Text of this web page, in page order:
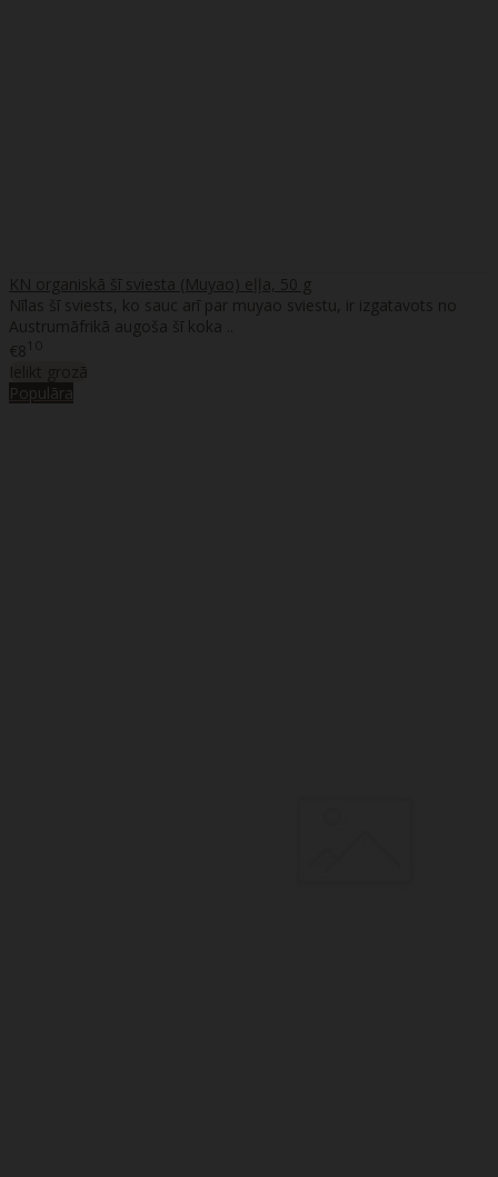
KN organiskā šī sviesta (Muyao) eļļa, 50 g
Nīlas šī sviests, ko sauc arī par muyao sviestu, ir izgatavots no
Austrumāfrikā augoša šī koka ..
€8 10
Ielikt grozā
Populāra